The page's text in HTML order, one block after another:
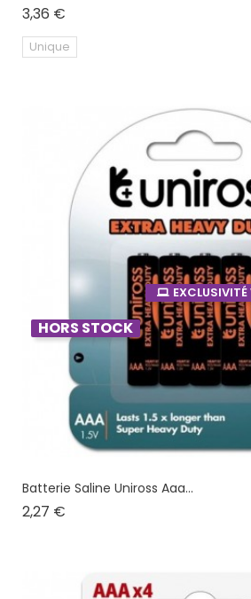
3,36 €
Unique
EXCLUSIVITÉ
HORS STOCK
Batterie Saline Uniross Aaa...
2,27 €